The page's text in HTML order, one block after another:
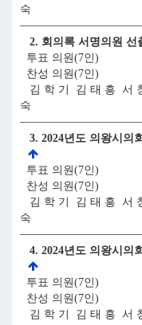
숙
2. 회의록 서명의원 선
투표 의원(7인)
찬성 의원(7인)
김 학 기 김 태 흥 서
숙
3. 2024년도 의왕시의
투표 의원(7인)
찬성 의원(7인)
김 학 기 김 태 흥 서
숙
4. 2024년도 의왕시의
투표 의원(7인)
찬성 의원(7인)
김 학 기 김 태 흥 서